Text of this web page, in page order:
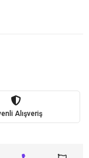
Alışveriş